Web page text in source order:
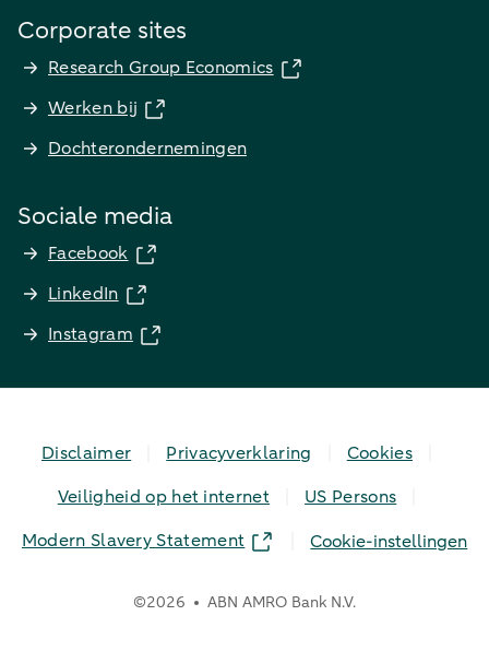
Corporate sites
Research Group Economics
Werken bij
Dochterondernemingen
Sociale media
Facebook
LinkedIn
Instagram
Disclaimer Privacyverklaring
Cookies
Veiligheid op het internet
US Persons
Modern Slavery Statement
Cookie-instellingen
©2026 ABN AMRO Bank N.V.